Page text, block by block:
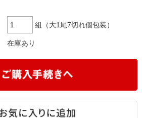
組（大1尾7切れ個包装）
在庫あり